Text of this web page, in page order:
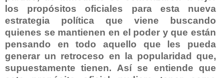
los propósitos oficiales para esta nueva
estrategia política que viene buscando
quienes se mantienen en el poder y que están
pensando en todo aquello que les pueda
generar un retroceso en la popularidad que,
supuestamente tienen. Así se entiende que